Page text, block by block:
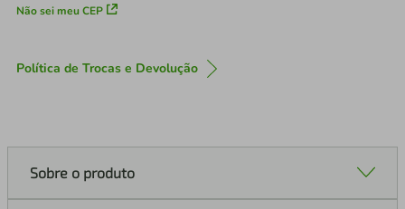
Não sei meu CEP
Política de Trocas e Devolução
Sobre o produto